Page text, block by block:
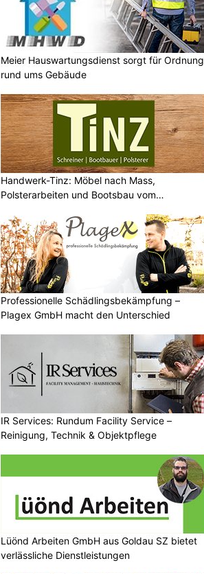
Meier Hauswartungsdienst sorgt für Ordnung
rund ums Gebäude
Handwerk-Tinz: Möbel nach Mass,
Polsterarbeiten und Bootsbau vom
Professionelle Schädlingsbekämpfung –
Plagex GmbH macht den Unterschied
IR Services: Rundum Facility Service –
Reinigung, Technik & Objektpflege
Lüönd Arbeiten GmbH aus Goldau SZ bietet
verlässliche Dienstleistungen